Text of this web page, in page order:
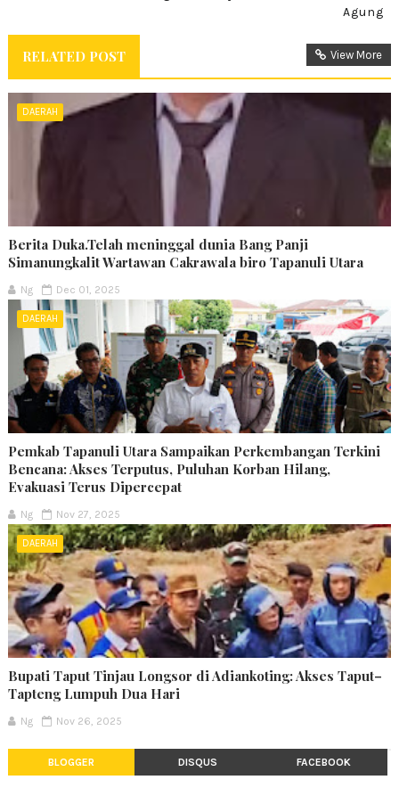
Agung
RELATED POST View More
DAERAH
Berita Duka.Telah meninggal dunia Bang Panji
Simanungkalit Wartawan Cakrawala biro Tapanuli Utara
Ng Dec 01, 2025
DAERAH
Pemkab Tapanuli Utara Sampaikan Perkembangan Terkini
Bencana: Akses Terputus, Puluhan Korban Hilang,
Evakuasi Terus Dipercepat
Ng Nov 27, 2025
DAERAH
Bupati Taput Tinjau Longsor di Adiankoting: Akses Taput–
Tapteng Lumpuh Dua Hari
Ng Nov 26, 2025
BLOGGER DISQUS FACEBOOK